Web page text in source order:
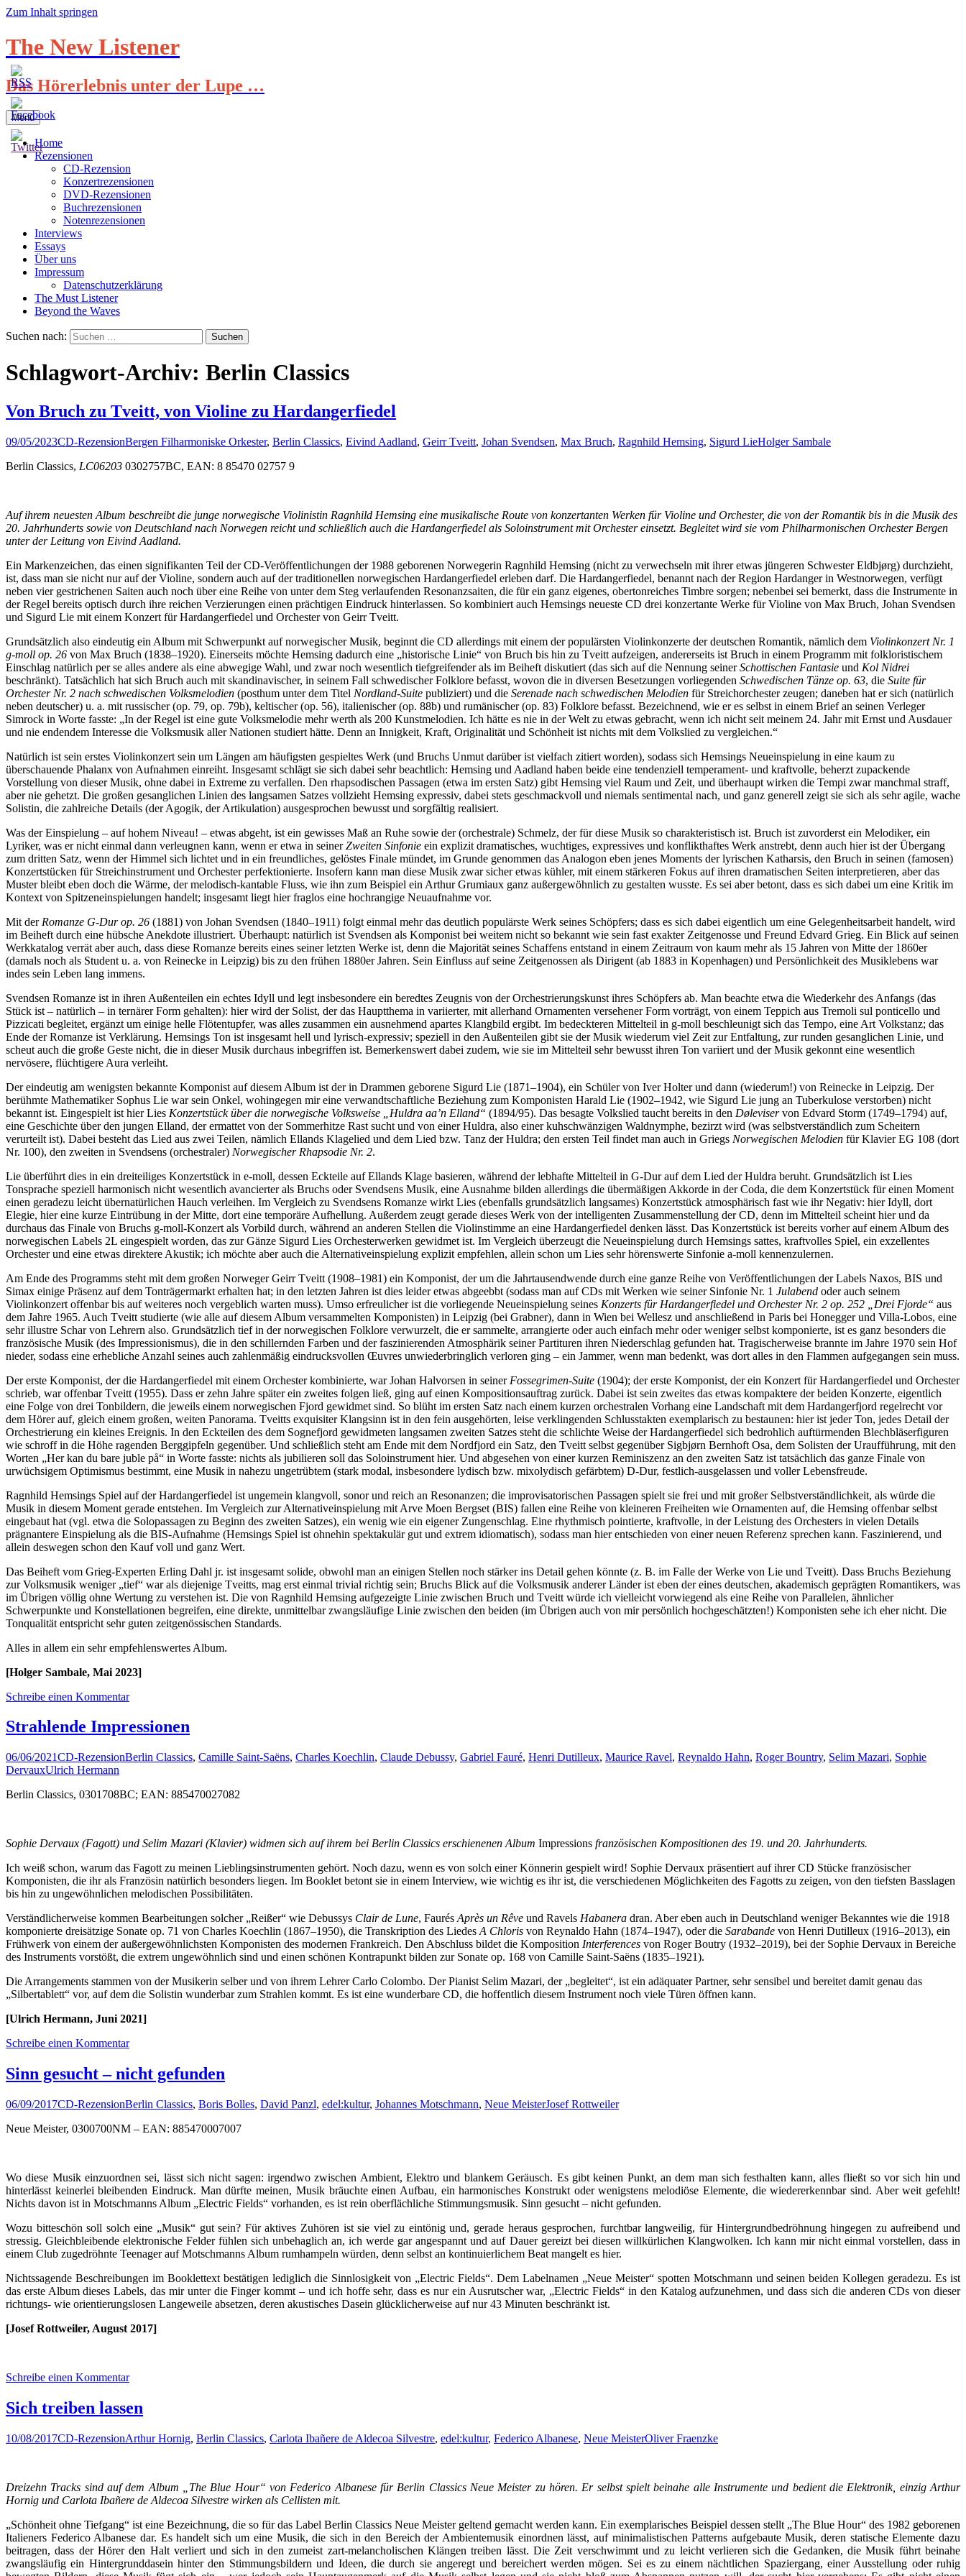
Zum Inhalt springen
The New Listener
Das Hörerlebnis unter der Lupe …
Menü
Home
Rezensionen
CD-Rezension
Konzertrezensionen
DVD-Rezensionen
Buchrezensionen
Notenrezensionen
Interviews
Essays
Über uns
Impressum
Datenschutzerklärung
The Must Listener
Beyond the Waves
Suchen nach:
Schlagwort-Archiv: Berlin Classics
Von Bruch zu Tveitt, von Violine zu Hardangerfiedel
09/05/2023CD-RezensionBergen Filharmoniske Orkester, Berlin Classics, Eivind Aadland, Geirr Tveitt, Johan Svendsen, Max Bruch, Ragnhild Hemsing, Sigurd LieHolger Sambale
Berlin Classics, LC06203 0302757BC, EAN: 8 85470 02757 9
Auf ihrem neuesten Album beschreibt die junge norwegische Violinistin Ragnhild Hemsing eine musikalische Route von konzertanten Werken für Violine und Orchester, die von der Romantik bis in die Musik des
20. Jahrhunderts sowie von Deutschland nach Norwegen reicht und schließlich auch die Hardangerfiedel als Soloinstrument mit Orchester einsetzt. Begleitet wird sie vom Philharmonischen Orchester Bergen
unter der Leitung von Eivind Aadland.
Ein Markenzeichen, das einen signifikanten Teil der CD-Veröffentlichungen der 1988 geborenen Norwegerin Ragnhild Hemsing (nicht zu verwechseln mit ihrer etwas jüngeren Schwester Eldbjørg) durchzieht,
ist, dass man sie nicht nur auf der Violine, sondern auch auf der traditionellen norwegischen Hardangerfiedel erleben darf. Die Hardangerfiedel, benannt nach der Region Hardanger in Westnorwegen, verfügt
neben vier gestrichenen Saiten auch noch über eine Reihe von unter dem Steg verlaufenden Resonanzsaiten, die für ein ganz eigenes, obertonreiches Timbre sorgen; nebenbei sei bemerkt, dass die Instrumente in
der Regel bereits optisch durch ihre reichen Verzierungen einen prächtigen Eindruck hinterlassen. So kombiniert auch Hemsings neueste CD drei konzertante Werke für Violine von Max Bruch, Johan Svendsen
und Sigurd Lie mit einem Konzert für Hardangerfiedel und Orchester von Geirr Tveitt.
Grundsätzlich also eindeutig ein Album mit Schwerpunkt auf norwegischer Musik, beginnt die CD allerdings mit einem der populärsten Violinkonzerte der deutschen Romantik, nämlich dem Violinkonzert Nr. 1
g-moll op. 26 von Max Bruch (1838–1920). Einerseits möchte Hemsing dadurch eine „historische Linie“ von Bruch bis hin zu Tveitt aufzeigen, andererseits ist Bruch in einem Programm mit folkloristischem
Einschlag natürlich per se alles andere als eine abwegige Wahl, und zwar noch wesentlich tiefgreifender als im Beiheft diskutiert (das sich auf die Nennung seinerSchottischen Fantasie und Kol Nidrei
beschränkt). Tatsächlich hat sich Bruch auch mit skandinavischer, in seinem Fall schwedischer Folklore befasst, wovon die in diversen Besetzungen vorliegenden Schwedischen Tänze op. 63, die Suite für
Orchester Nr. 2 nach schwedischen Volksmelodien (posthum unter dem Titel Nordland-Suite publiziert) und die Serenade nach schwedischen Melodien für Streichorchester zeugen; daneben hat er sich (natürlich
neben deutscher) u. a. mit russischer (op. 79, op. 79b), keltischer (op. 56), italienischer (op. 88b) und rumänischer (op. 83) Folklore befasst. Bezeichnend, wie er es selbst in einem Brief an seinen Verleger
Simrock in Worte fasste: „In der Regel ist eine gute Volksmelodie mehr werth als 200 Kunstmelodien. Ich hätte es nie in der Welt zu etwas gebracht, wenn ich nicht seit meinem 24. Jahr mit Ernst und Ausdauer
und nie endendem Interesse die Volksmusik aller Nationen studiert hätte. Denn an Innigkeit, Kraft, Originalität und Schönheit ist nichts mit dem Volkslied zu vergleichen.“
Natürlich ist sein erstes Violinkonzert sein um Längen am häufigsten gespieltes Werk (und Bruchs Unmut darüber ist vielfach zitiert worden), sodass sich Hemsings Neueinspielung in eine kaum zu
überschauende Phalanx von Aufnahmen einreiht. Insgesamt schlägt sie sich dabei sehr beachtlich: Hemsing und Aadland haben beide eine tendenziell temperament- und kraftvolle, beherzt zupackende
Vorstellung von dieser Musik, ohne dabei in Extreme zu verfallen. Den rhapsodischen Passagen (etwa im ersten Satz) gibt Hemsing viel Raum und Zeit, und überhaupt wirken die Tempi zwar manchmal straff,
aber nie gehetzt. Die großen gesanglichen Linien des langsamen Satzes vollzieht Hemsing expressiv, dabei stets geschmackvoll und niemals sentimental nach, und ganz generell zeigt sie sich als sehr agile, wache
Solistin, die zahlreiche Details (der Agogik, der Artikulation) ausgesprochen bewusst und sorgfältig realisiert.
Was der Einspielung – auf hohem Niveau! – etwas abgeht, ist ein gewisses Maß an Ruhe sowie der (orchestrale) Schmelz, der für diese Musik so charakteristisch ist. Bruch ist zuvorderst ein Melodiker, ein
Lyriker, was er nicht einmal dann verleugnen kann, wenn er etwa in seinerZweiten Sinfonie ein explizit dramatisches, wuchtiges, expressives und konflikthaftes Werk anstrebt, denn auch hier ist der Übergang
zum dritten Satz, wenn der Himmel sich lichtet und in ein freundliches, gelöstes Finale mündet, im Grunde genommen das Analogon eben jenes Moments der lyrischen Katharsis, den Bruch in seinen (famosen)
Konzertstücken für Streichinstrument und Orchester perfektionierte. Insofern kann man diese Musik zwar sicher etwas kühler, mit einem stärkeren Fokus auf ihren dramatischen Seiten interpretieren, aber das
Muster bleibt eben doch die Wärme, der melodisch-kantable Fluss, wie ihn zum Beispiel ein Arthur Grumiaux ganz außergewöhnlich zu gestalten wusste. Es sei aber betont, dass es sich dabei um eine Kritik im
Kontext von Spitzeneinspielungen handelt; insgesamt liegt hier fraglos eine hochrangige Neuaufnahme vor.
Mit der Romanze G-Dur op. 26 (1881) von Johan Svendsen (1840–1911) folgt einmal mehr das deutlich populärste Werk seines Schöpfers; dass es sich dabei eigentlich um eine Gelegenheitsarbeit handelt, wird
im Beiheft durch eine hübsche Anekdote illustriert. Überhaupt: natürlich ist Svendsen als Komponist bei weitem nicht so bekannt wie sein fast exakter Zeitgenosse und Freund Edvard Grieg. Ein Blick auf seinen
Werkkatalog verrät aber auch, dass diese Romanze bereits eines seiner letzten Werke ist, denn die Majorität seines Schaffens entstand in einem Zeitraum von kaum mehr als 15 Jahren von Mitte der 1860er
(damals noch als Student u. a. von Reinecke in Leipzig) bis zu den frühen 1880er Jahren. Sein Einfluss auf seine Zeitgenossen als Dirigent (ab 1883 in Kopenhagen) und Persönlichkeit des Musiklebens war
indes sein Leben lang immens.
Svendsen Romanze ist in ihren Außenteilen ein echtes Idyll und legt insbesondere ein beredtes Zeugnis von der Orchestrierungskunst ihres Schöpfers ab. Man beachte etwa die Wiederkehr des Anfangs (das
Stück ist – natürlich – in ternärer Form gehalten): hier wird der Solist, der das Hauptthema in variierter, mit allerhand Ornamenten versehener Form vorträgt, von einem Teppich aus Tremoli sul ponticello und
Pizzicati begleitet, ergänzt um einige helle Flötentupfer, was alles zusammen ein ausnehmend apartes Klangbild ergibt. Im bedeckteren Mittelteil in g-moll beschleunigt sich das Tempo, eine Art Volkstanz; das
Ende der Romanze ist Verklärung. Hemsings Ton ist insgesamt hell und lyrisch-expressiv; speziell in den Außenteilen gibt sie der Musik wiederum viel Zeit zur Entfaltung, zur runden gesanglichen Linie, und
scheut auch die große Geste nicht, die in dieser Musik durchaus inbegriffen ist. Bemerkenswert dabei zudem, wie sie im Mittelteil sehr bewusst ihren Ton variiert und der Musik gekonnt eine wesentlich
nervösere, flüchtigere Aura verleiht.
Der eindeutig am wenigsten bekannte Komponist auf diesem Album ist der in Drammen geborene Sigurd Lie (1871–1904), ein Schüler von Iver Holter und dann (wiederum!) von Reinecke in Leipzig. Der
berühmte Mathematiker Sophus Lie war sein Onkel, wohingegen mir eine verwandtschaftliche Beziehung zum Komponisten Harald Lie (1902–1942, wie Sigurd Lie jung an Tuberkulose verstorben) nicht
bekannt ist. Eingespielt ist hier Lies Konzertstück über die norwegische Volksweise „Huldra aa’n Elland“ (1894/95). Das besagte Volkslied taucht bereits in den Døleviservon Edvard Storm (1749–1794) auf,
eine Geschichte über den jungen Elland, der ermattet von der Sommerhitze Rast sucht und von einer Huldra, also einer kuhschwänzigen Waldnymphe, bezirzt wird (was selbstverständlich zum Scheitern
verurteilt ist). Dabei besteht das Lied aus zwei Teilen, nämlich Ellands Klagelied und dem Lied bzw. Tanz der Huldra; den ersten Teil findet man auch in Griegs Norwegischen Melodien für Klavier EG 108 (dort
Nr. 100), den zweiten in Svendsens (orchestraler) Norwegischer Rhapsodie Nr. 2.
Lie überführt dies in ein dreiteiliges Konzertstück in e-moll, dessen Eckteile auf Ellands Klage basieren, während der lebhafte Mittelteil in G-Dur auf dem Lied der Huldra beruht. Grundsätzlich ist Lies
Tonsprache speziell harmonisch nicht wesentlich avancierter als Bruchs oder Svendsens Musik, eine Ausnahme bilden allerdings die übermäßigen Akkorde in der Coda, die dem Konzertstück für einen Moment
einen geradezu leicht übernatürlichen Hauch verleihen. Im Vergleich zu Svendsens Romanze wirkt Lies (ebenfalls grundsätzlich langsames) Konzertstück atmosphärisch fast wie ihr Negativ: hier Idyll, dort
Elegie, hier eine kurze Eintrübung in der Mitte, dort eine temporäre Aufhellung. Außerdem zeugt gerade dieses Werk von der intelligenten Zusammenstellung der CD, denn im Mittelteil scheint hier und da
durchaus das Finale von Bruchs g-moll-Konzert als Vorbild durch, während an anderen Stellen die Violinstimme an eine Hardangerfiedel denken lässt. Das Konzertstück ist bereits vorher auf einem Album des
norwegischen Labels 2L eingespielt worden, das zur Gänze Sigurd Lies Orchesterwerken gewidmet ist. Im Vergleich überzeugt die Neueinspielung durch Hemsings sattes, kraftvolles Spiel, ein exzellentes
Orchester und eine etwas direktere Akustik; ich möchte aber auch die Alternativeinspielung explizit empfehlen, allein schon um Lies sehr hörenswerte Sinfonie a-moll kennenzulernen.
Am Ende des Programms steht mit dem großen Norweger Geirr Tveitt (1908–1981) ein Komponist, der um die Jahrtausendwende durch eine ganze Reihe von Veröffentlichungen der Labels Naxos, BIS und
Simax einige Präsenz auf dem Tonträgermarkt erhalten hat; in den letzten Jahren ist dies leider etwas abgeebbt (sodass man auf CDs mit Werken wie seiner Sinfonie Nr. 1 Julabend oder auch seinem
Violinkonzert offenbar bis auf weiteres noch vergeblich warten muss). Umso erfreulicher ist die vorliegende Neueinspielung seines Konzerts für Hardangerfiedel und Orchester Nr. 2 op. 252 „Drei Fjorde“ aus
dem Jahre 1965. Auch Tveitt studierte (wie alle auf diesem Album versammelten Komponisten) in Leipzig (bei Grabner), dann in Wien bei Wellesz und anschließend in Paris bei Honegger und Villa-Lobos, eine
sehr illustre Schar von Lehrern also. Grundsätzlich tief in der norwegischen Folklore verwurzelt, die er sammelte, arrangierte oder auch einfach mehr oder weniger selbst komponierte, ist es ganz besonders die
französische Musik (des Impressionismus), die in den schillernden Farben und der faszinierenden Atmosphärik seiner Partituren ihren Niederschlag gefunden hat. Tragischerweise brannte im Jahre 1970 sein Hof
nieder, sodass eine erhebliche Anzahl seines auch zahlenmäßig eindrucksvollen Œuvres unwiederbringlich verloren ging – ein Jammer, wenn man bedenkt, was dort alles in den Flammen aufgegangen sein muss.
Der erste Komponist, der die Hardangerfiedel mit einem Orchester kombinierte, war Johan Halvorsen in seiner Fossegrimen-Suite (1904); der erste Komponist, der ein Konzert für Hardangerfiedel und Orchester
schrieb, war offenbar Tveitt (1955). Dass er zehn Jahre später ein zweites folgen ließ, ging auf einen Kompositionsauftrag zurück. Dabei ist sein zweites das etwas kompaktere der beiden Konzerte, eigentlich
eine Folge von drei Tonbildern, die jeweils einem norwegischen Fjord gewidmet sind. So blüht im ersten Satz nach einem kurzen orchestralen Vorhang eine Landschaft mit dem Hardangerfjord regelrecht vor
dem Hörer auf, gleich einem großen, weiten Panorama. Tveitts exquisiter Klangsinn ist in den fein ausgehörten, leise verklingenden Schlusstakten exemplarisch zu bestaunen: hier ist jeder Ton, jedes Detail der
Orchestrierung ein kleines Ereignis. In den Eckteilen des dem Sognefjord gewidmeten langsamen zweiten Satzes steht die schlichte Weise der Hardangerfiedel sich bedrohlich auftürmenden Blechbläserfiguren
wie schroff in die Höhe ragenden Berggipfeln gegenüber. Und schließlich steht am Ende mit dem Nordfjord ein Satz, den Tveitt selbst gegenüber Sigbjørn Bernhoft Osa, dem Solisten der Uraufführung, mit den
Worten „Her kan du bare juble på“ in Worte fasste: nichts als jubilieren soll das Soloinstrument hier. Und abgesehen von einer kurzen Reminiszenz an den zweiten Satz ist tatsächlich das ganze Finale von
urwüchsigem Optimismus bestimmt, eine Musik in nahezu ungetrübtem (stark modal, insbesondere lydisch bzw. mixolydisch gefärbtem) D-Dur, festlich-ausgelassen und voller Lebensfreude.
Ragnhild Hemsings Spiel auf der Hardangerfiedel ist ungemein klangvoll, sonor und reich an Resonanzen; die improvisatorischen Passagen spielt sie frei und mit großer Selbstverständlichkeit, als würde die
Musik in diesem Moment gerade entstehen. Im Vergleich zur Alternativeinspielung mit Arve Moen Bergset (BIS) fallen eine Reihe von kleineren Freiheiten wie Ornamenten auf, die Hemsing offenbar selbst
eingebaut hat (vgl. etwa die Solopassagen zu Beginn des zweiten Satzes), ein wenig wie ein eigener Zungenschlag. Eine rhythmisch pointierte, kraftvolle, in der Leistung des Orchesters in vielen Details
prägnantere Einspielung als die BIS-Aufnahme (Hemsings Spiel ist ohnehin spektakulär gut und extrem idiomatisch), sodass man hier entschieden von einer neuen Referenz sprechen kann. Faszinierend, und
allein deswegen schon den Kauf voll und ganz Wert.
Das Beiheft vom Grieg-Experten Erling Dahl jr. ist insgesamt solide, obwohl man an einigen Stellen noch stärker ins Detail gehen könnte (z. B. im Falle der Werke von Lie und Tveitt). Dass Bruchs Beziehung
zur Volksmusik weniger „tief“ war als diejenige Tveitts, mag erst einmal trivial richtig sein; Bruchs Blick auf die Volksmusik anderer Länder ist eben der eines deutschen, akademisch geprägten Romantikers, was
im Übrigen völlig ohne Wertung zu verstehen ist. Die von Ragnhild Hemsing aufgezeigte Linie zwischen Bruch und Tveitt würde ich vielleicht vorwiegend als eine Reihe von Parallelen, ähnlicher
Schwerpunkte und Konstellationen begreifen, eine direkte, unmittelbar zwangsläufige Linie zwischen den beiden (im Übrigen auch von mir persönlich hochgeschätzten!) Komponisten sehe ich eher nicht. Die
Tonqualität entspricht sehr guten zeitgenössischen Standards.
Alles in allem ein sehr empfehlenswertes Album.
[Holger Sambale, Mai 2023]
Schreibe einen Kommentar
Strahlende Impressionen
06/06/2021CD-RezensionBerlin Classics, Camille Saint-Saëns, Charles Koechlin, Claude Debussy, Gabriel Fauré, Henri Dutilleux, Maurice Ravel, Reynaldo Hahn, Roger Bountry, Selim Mazari, Sophie
DervauxUlrich Hermann
Berlin Classics, 0301708BC; EAN: 885470027082
Sophie Dervaux (Fagott) und Selim Mazari (Klavier) widmen sich auf ihrem bei Berlin Classics erschienenen Album Impressions französischen Kompositionen des 19. und 20. Jahrhunderts.
Ich weiß schon, warum das Fagott zu meinen Lieblingsinstrumenten gehört. Noch dazu, wenn es von solch einer Könnerin gespielt wird! Sophie Dervaux präsentiert auf ihrer CD Stücke französischer
Komponisten, die ihr als Französin natürlich besonders liegen. Im Booklet betont sie in einem Interview, wie wichtig es ihr ist, die verschiedenen Möglichkeiten des Fagotts zu zeigen, von den tiefsten Basslagen
bis hin zu ungewöhnlichen melodischen Possibilitäten.
Verständlicherweise kommen Bearbeitungen solcher „Reißer“ wie Debussys Clair de Lune, Faurés Après un Rêve und Ravels Habanera dran. Aber eben auch in Deutschland weniger Bekanntes wie die 1918
komponierte dreisätzige Sonate op. 71 von Charles Koechlin (1867–1950), die Transkription des Liedes A Chloris von Reynaldo Hahn (1874–1947), oder die Sarabande von Henri Dutilleux (1916–2013), ein
Frühwerk von einem der außergewöhnlichsten Komponisten des modernen Frankreich. Den Abschluss bildet die Komposition Interferences von Roger Boutry (1932–2019), bei der Sophie Dervaux in Bereiche
des Instruments vorstößt, die extrem ungewöhnlich sind und einen schönen Kontrapunkt bilden zur Sonate op. 168 von Camille Saint-Saëns (1835–1921).
Die Arrangements stammen von der Musikerin selber und von ihrem Lehrer Carlo Colombo. Der Pianist Selim Mazari, der „begleitet“, ist ein adäquater Partner, sehr sensibel und bereitet damit genau das
„Silbertablett“ vor, auf dem die Solistin wunderbar zum Strahlen kommt. Es ist eine wunderbare CD, die hoffentlich diesem Instrument noch viele Türen öffnen kann.
[Ulrich Hermann, Juni 2021]
Schreibe einen Kommentar
Sinn gesucht – nicht gefunden
06/09/2017CD-RezensionBerlin Classics, Boris Bolles, David Panzl, edel:kultur, Johannes Motschmann, Neue MeisterJosef Rottweiler
Neue Meister, 0300700NM – EAN: 885470007007
Wo diese Musik einzuordnen sei, lässt sich nicht sagen: irgendwo zwischen Ambient, Elektro und blankem Geräusch. Es gibt keinen Punkt, an dem man sich festhalten kann, alles fließt so vor sich hin und
hinterlässt keinerlei bleibenden Eindruck. Man dürfte meinen, Musik bräuchte einen Aufbau, ein harmonisches Konstrukt oder wenigstens melodiöse Elemente, die wiedererkennbar sind. Aber weit gefehlt!
Nichts davon ist in Motschmanns Album „Electric Fields“ vorhanden, es ist rein oberflächliche Stimmungsmusik. Sinn gesucht – nicht gefunden.
Wozu bitteschön soll solch eine „Musik“ gut sein? Für aktives Zuhören ist sie viel zu eintönig und, gerade heraus gesprochen, furchtbar langweilig, für Hintergrundbedröhnung hingegen zu aufreibend und
stressig. Gleichbleibende elektronische Felder fühlen sich unbehaglich an, ich werde gar angespannt und auf Dauer gereizt bei diesen willkürlichen Klangwolken. Ich kann mir nicht einmal vorstellen, dass in
einem Club zugedröhnte Teenager auf Motschmanns Album rumhampeln würden, denn selbst an kontinuierlichem Beat mangelt es hier.
Nichtssagende Beschreibungen im Booklettext bestätigen lediglich die Sinnlosigkeit von „Electric Fields“. Dem Labelnamen „Neue Meister“ spotten Motschmann und seinen beiden Kollegen geradezu. Es ist
das erste Album dieses Labels, das mir unter die Finger kommt – und ich hoffe sehr, dass es nur ein Ausrutscher war, „Electric Fields“ in den Katalog aufzunehmen, und dass sich die anderen CDs von dieser
richtungs- wie orientierungslosen Langeweile absetzen, deren akustisches Dasein glücklicherweise auf nur 43 Minuten beschränkt ist.
[Josef Rottweiler, August 2017]
Schreibe einen Kommentar
Sich treiben lassen
10/08/2017CD-RezensionArthur Hornig, Berlin Classics, Carlota Ibañere de Aldecoa Silvestre, edel:kultur, Federico Albanese, Neue MeisterOliver Fraenzke
Dreizehn Tracks sind auf dem Album „The Blue Hour“ von Federico Albanese für Berlin Classics Neue Meister zu hören. Er selbst spielt beinahe alle Instrumente und bedient die Elektronik, einzig Arthur
Hornig und Carlota Ibañere de Aldecoa Silvestre wirken als Cellisten mit.
„Schönheit ohne Tiefgang“ ist eine Bezeichnung, die so für das Label Berlin Classics Neue Meister geltend gemacht werden kann. Ein exemplarisches Beispiel dessen stellt „The Blue Hour“ des 1982 geborenen
Italieners Federico Albanese dar. Es handelt sich um eine Musik, die sich in den Bereich der Ambientemusik einordnen lässt, auf minimalistischen Patterns aufgebaute Musik, deren statische Elemente dazu
beitragen, dass der Hörer den Halt verliert und sich in den zumeist zart-melancholischen Klängen treiben lässt. Die Zeit verschwimmt und zu leicht verlieren sich die Gedanken, die Musik führt beinahe
zwangsläufig ein Hintergrunddasein hinter den Stimmungsbildern und Ideen, die durch sie angeregt und bereichert werden mögen. Sei es zu einem nächtlichen Spaziergang, einer Ausstellung oder ruhig